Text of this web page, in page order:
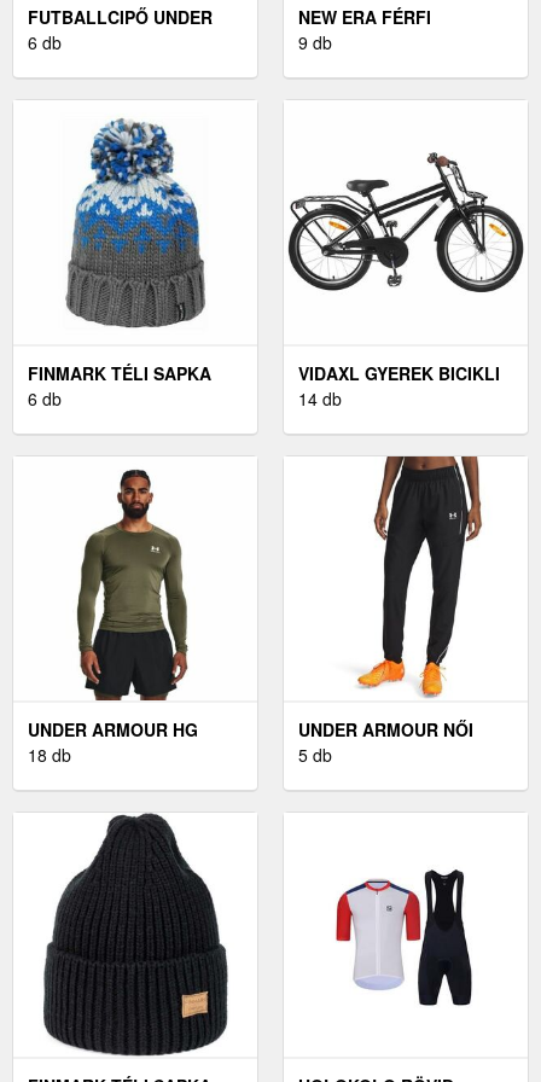
FUTBALLCIPŐ UNDER
ARMOUR UNDER
6 db
NEW ERA FÉRFI
BASEBALL SAPKA FÉRFI
9 db
FINMARK TÉLI SAPKA
SZÜRKE UNI - FÉRFI TÉLI
6 db
VIDAXL GYEREK BICIKLI
18 HÜVELYK 5-7 ÉVES
14 db
UNDER ARMOUR HG
ARMOUR LS - FÉRFI
18 db
UNDER ARMOUR NŐI
MELEGÍTŐNADRÁG NŐI
5 db